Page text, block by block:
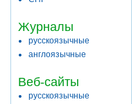
Журналы
русскоязычные
англоязычные
Веб-сайты
русскоязычные